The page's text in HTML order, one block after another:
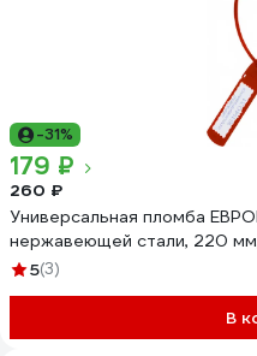
-31%
179 ₽
260 ₽
Универсальная пломба
нержавеющей стали, 220
5(3)
В